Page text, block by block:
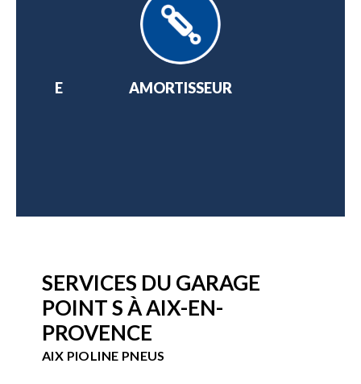
AMORTISSEUR
SERVICES DU GARAGE
POINT S À AIX-EN-
PROVENCE
AIX PIOLINE PNEUS